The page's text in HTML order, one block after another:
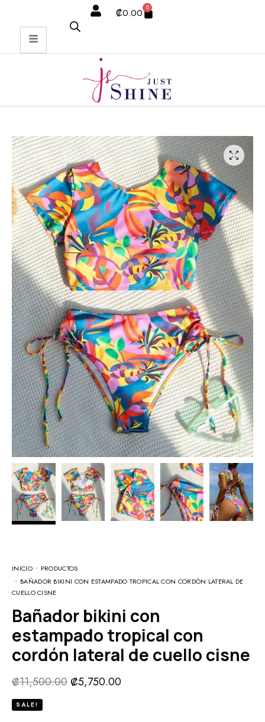
₡0.00 0
INICIO
PRODUCTOS
BAÑADOR BIKINI CON ESTAMPADO TROPICAL CON CORDÓN LATERAL DE
CUELLO CISNE
Bañador bikini con
estampado tropical con
cordón lateral de cuello cisne
₡11,500.00 ₡5,750.00
SALE!